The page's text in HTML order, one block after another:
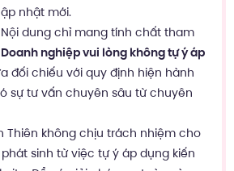
nhật mới.
Nội dung chỉ mang tính chất tham
Doanh nghiệp vui lòng không tự ý áp
đối chiếu với quy định hiện hành
sự tư vấn chuyên sâu từ chuyên
Thiên không chịu trách nhiệm cho
sinh từ việc tự ý áp dụng kiến